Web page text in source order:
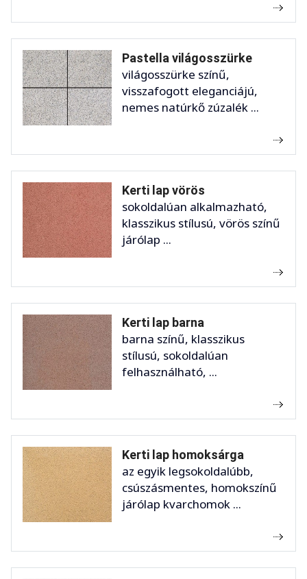
Pastella világosszürke
világosszürke színű,
visszafogott eleganciájú,
nemes natúrkő zúzalék ...
Kerti lap vörös
sokoldalúan alkalmazható,
klasszikus stílusú, vörös színű
járólap ...
Kerti lap barna
barna színű, klasszikus
stílusú, sokoldalúan
felhasználható, ...
Kerti lap homoksárga
az egyik legsokoldalúbb,
csúszásmentes, homokszínű
járólap kvarchomok ...